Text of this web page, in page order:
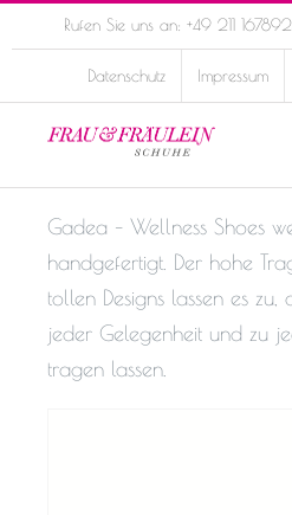
to
Rufen Sie uns an: +49 211
Datenschutz Impressum
Gadea – Wellness Shoes
handgefertigt. Der hohe
tollen Designs lassen es zu,
jeder Gelegenheit und zu
tragen lassen.